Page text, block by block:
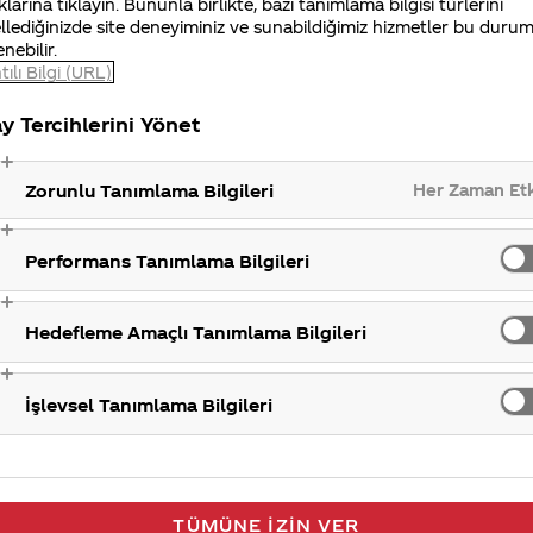
bir etkisi olmadığını belirlediler. Diyetiniz ve
öneririz.
Merak Ettim sitemizi ziyaret ettiğiniz için teşekkür
tıklayın. Bununla birlikte, bazı tanımlama bilgisi türlerini
site deneyiminiz ve sunabildiğimiz hizmetler bu
Bilgi (URL)
Tercihlerini Yönet
Zorunlu Tanımlama Bilgileri Her Zaman
Performans Tanımlama Bilgileri
Hedefleme Amaçlı Tanımlama Bilgileri
İşlevsel Tanımlama Bilgileri
TÜMÜNE İZIN VER